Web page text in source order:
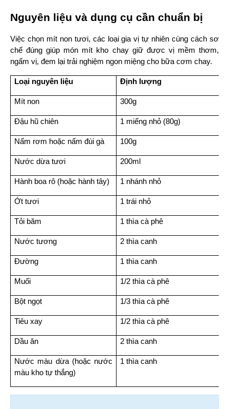
Nguyên liệu và dụng cụ cần chuẩn bị
Việc chọn mít non tươi, các loại gia vị tự nhiên cùng cách sơ
chế đúng giúp món mít kho chay giữ được vị mềm thơm,
ngấm vị, đem lại trải nghiệm ngon miệng cho bữa cơm chay.
Loại nguyên liệu Định lượng
Mít non 300g
Đậu hũ chiên 1 miếng nhỏ (80g)
Nấm rơm hoặc nấm đùi gà 100g
Nước dừa tươi 200ml
Hành boa rô (hoặc hành tây) 1 nhánh nhỏ
Ớt tươi 1 trái nhỏ
Tỏi băm 1 thìa cà phê
Nước tương 2 thìa canh
Đường 1 thìa canh
Muối 1/2 thìa cà phê
Bột ngọt 1/3 thìa cà phê
Tiêu xay 1/2 thìa cà phê
Dầu ăn 2 thìa canh
Nước màu dừa (hoặc nước
màu kho tự thắng)
1 thìa canh